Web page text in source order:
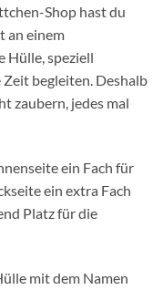
Shop hast du
an einem
Hülle, speziell
begleiten. Deshalb
zaubern, jedes mal
ein Fach für
ein extra Fach
Platz für die
mit dem Namen